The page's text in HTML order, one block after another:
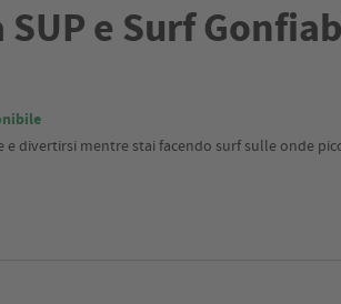
e Surf
e divertirsi mentre stai facendo surf sulle onde